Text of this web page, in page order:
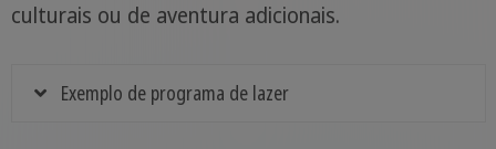
culturais ou de aventura adicionais.
Exemplo de programa de lazer